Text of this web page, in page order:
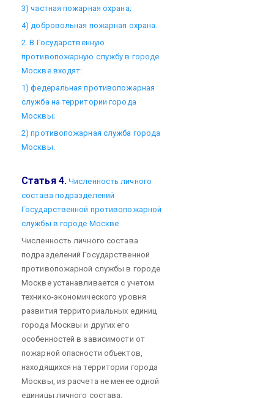
3) частная пожарная охрана;
4) добровольная пожарная охрана.
2. В Государственную
противопожарную службу в городе
Москве входят:
1) федеральная противопожарная
служба на территории города
Москвы;
2) противопожарная служба города
Москвы.
Статья 4.Численность личного
состава подразделений
Государственной противопожарной
службы в городе Москве
Численность личного состава
подразделений Государственной
противопожарной службы в городе
Москве устанавливается с учетом
технико-экономического уровня
развития территориальных единиц
города Москвы и других его
особенностей в зависимости от
пожарной опасности объектов,
находящихся на территории города
Москвы, из расчета не менее одной
единицы личного состава,